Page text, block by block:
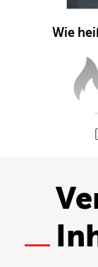
Wie